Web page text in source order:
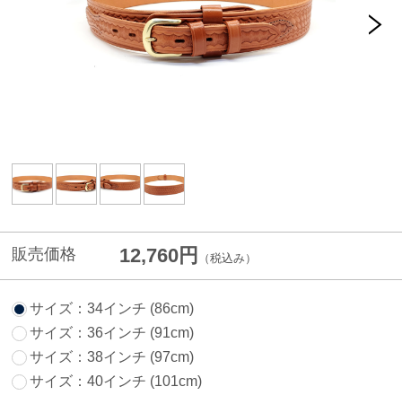
販売価格 12,760円 （税込み）
サイズ：34インチ (86cm)
サイズ：36インチ (91cm)
サイズ：38インチ (97cm)
サイズ：40インチ (101cm)